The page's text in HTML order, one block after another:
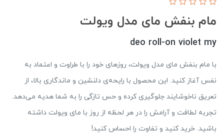
مام بنفش مای مدل ویولت
deo roll-on violet my
با مام بنفش مای مدل ویولت، روزهای خود را با طراوت و اعتماد به
نفس آغاز کنید. این محصول با رایحه‌ی دلنشین و ماندگاری بالا، از
تعریق ناخوشایند جلوگیری کرده و حس تازگی را به شما هدیه می‌دهد.
تجربه لطافت و آرامش را در هر لحظه از روز با مای ویولت داشته
باشید. خرید کنید و تفاوت را احساس کنید!